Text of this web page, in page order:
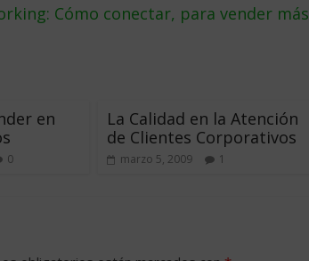
Cómo conectar, para vender más
en
0
La Calidad en la Atención
de Clientes Corporativos
marzo 5, 2009 1